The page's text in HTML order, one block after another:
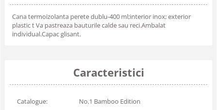
Cana termoizolanta perete dublu-400 ml;interior inox; exterior
plastic t Va pastreaza bauturile calde sau reci.Ambalat
individual.Capac glisant.
Caracteristici
Catalogue: No.1 Bamboo Edition